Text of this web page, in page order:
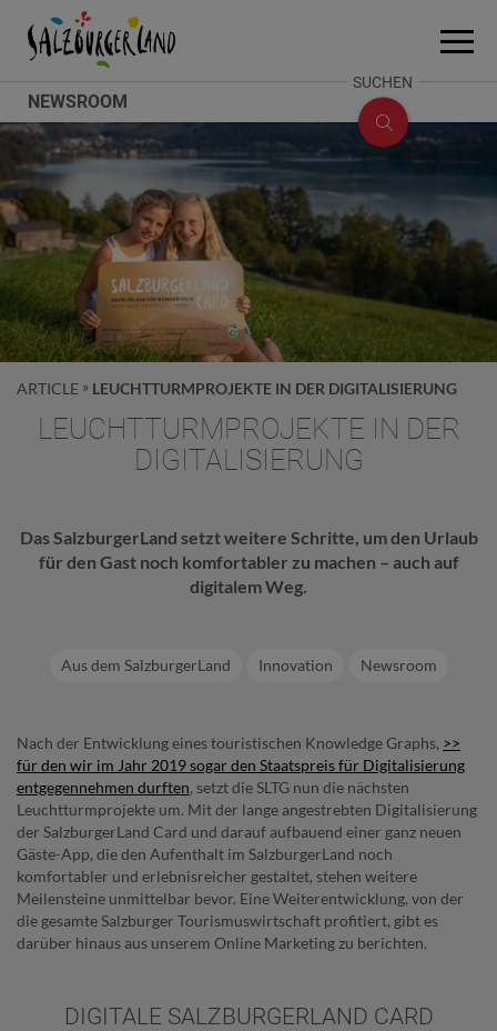
Zum InhaltAccesskey
[0]
Zum SeitenanfangAccesskey
[1]
Zum Fuß-BereichAccesskey
[2]
NEWSROOM
Menü
SUCHEN
SUCHE
ÖFFNEN
ARTICLE LEUCHTTURMPROJEKTE IN DER DIGITALISIERUNG
LEUCHTTURMPROJEKTE IN DER
DIGITALISIERUNG
Das SalzburgerLand setzt weitere Schritte, um den Urlaub
für den Gast noch komfortabler zu machen – auch auf
digitalem Weg.
Aus dem SalzburgerLand Innovation Newsroom
Nach der Entwicklung eines touristischen Knowledge Graphs, >>
für den wir im Jahr 2019 sogar den Staatspreis für Digitalisierung
entgegennehmen durften, setzt die SLTG nun die nächsten
Leuchtturmprojekte um. Mit der lange angestrebten Digitalisierung
der SalzburgerLand Card und darauf aufbauend einer ganz neuen
Gäste-App, die den Aufenthalt im SalzburgerLand noch
komfortabler und erlebnisreicher gestaltet, stehen weitere
Meilensteine unmittelbar bevor. Eine Weiterentwicklung, von der
die gesamte Salzburger Tourismuswirtschaft profitiert, gibt es
darüber hinaus aus unserem Online Marketing zu berichten.
DIGITALE SALZBURGERLAND CARD